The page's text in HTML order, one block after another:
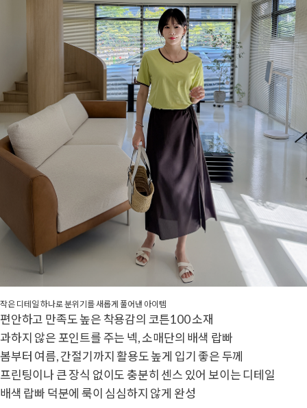
작은 디테일 하나로 분위기를 새롭게 풀어낸 아이템
편안하고 만족도 높은 착용감의 코튼100 소재
과하지 않은 포인트를 주는 넥, 소매단의 배색 랍빠
봄부터 여름, 간절기까지 활용도 높게 입기 좋은 두께
프린팅이나 큰 장식 없이도 충분히 센스 있어 보이는 디테일
배색 랍빠 덕분에 룩이 심심하지 않게 완성